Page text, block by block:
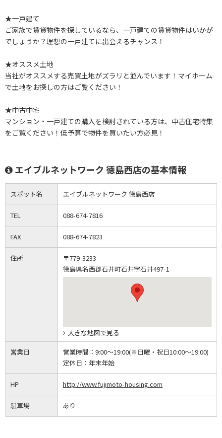
★一戸建て
ご家族で賃貸物件を探しているなら、一戸建ての賃貸物件はいかが
でしょうか？理想の一戸建てに出会えるチャンス！
★オススメ土地
当社がオススメする売買土地がズラリと並んでいます！マイホーム
で土地をお探しの方はご覧ください！
★中古中宅
マンション・一戸建ての購入を検討されている方は、中古住宅特集
をご覧ください！低予算で物件を買いたい方必見！
エイブルネットワーク 徳島西店の基本情報
スポット名 エイブルネットワーク 徳島西店
TEL 088-674-7816
FAX 088-674-7823
住所
〒779-3233
徳島県名西郡石井町石井字石井497-1
大きな地図で見る
営業日 営業時間： 9:00～19:00(※日曜・祝日10:00～19:00)
定休日： 年末年始
HP http://www.fujimoto-housing.com
駐車場 あり